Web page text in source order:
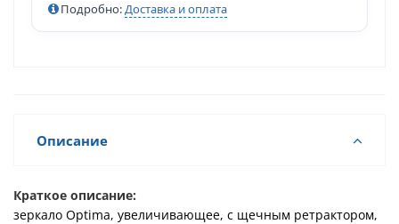
Подробно:Доставка и оплата
Описание
Краткое описание:
зеркало Optima, увеличивающее, с щечным ретрактором,